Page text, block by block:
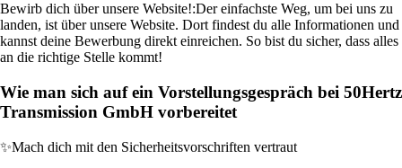
Bewirb dich über unsere Website!:Der einfachste Weg, um bei uns zu
landen, ist über unsere Website. Dort findest du alle Informationen und
kannst deine Bewerbung direkt einreichen. So bist du sicher, dass alles
an die richtige Stelle kommt!
Wie man sich auf ein Vorstellungsgespräch bei 50Hertz
Transmission GmbH vorbereitet
✨Mach dich mit den Sicherheitsvorschriften vertraut